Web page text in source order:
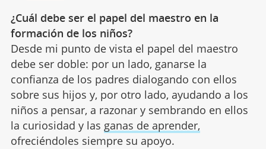
¿Cuál debe ser el papel del maestro en la
formación de los niños?
Desde mi punto de vista el papel del maestro
debe ser doble: por un lado, ganarse la
confianza de los padres dialogando con ellos
sobre sus hijos y, por otro lado, ayudando a los
niños a pensar, a razonar y sembrando en ellos
la curiosidad y las ganas de aprender,
ofreciéndoles siempre su apoyo.